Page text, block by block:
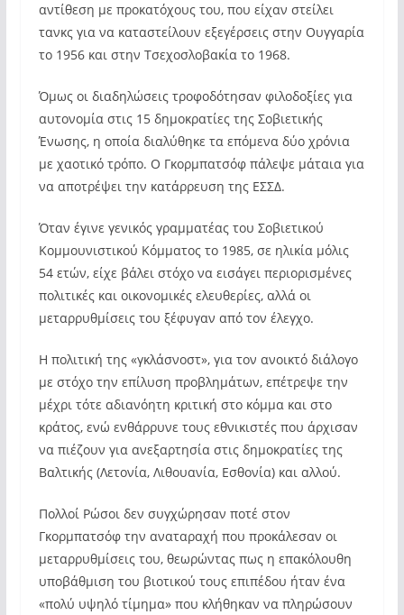
αντίθεση με προκατόχους του, που είχαν στείλει
τανκς για να καταστείλουν εξεγέρσεις στην Ουγγαρία
το 1956 και στην Τσεχοσλοβακία το 1968.
Όμως οι διαδηλώσεις τροφοδότησαν φιλοδοξίες για
αυτονομία στις 15 δημοκρατίες της Σοβιετικής
Ένωσης, η οποία διαλύθηκε τα επόμενα δύο χρόνια
με χαοτικό τρόπο. Ο Γκορμπατσόφ πάλεψε μάταια για
να αποτρέψει την κατάρρευση της ΕΣΣΔ.
Όταν έγινε γενικός γραμματέας του Σοβιετικού
Κομμουνιστικού Κόμματος το 1985, σε ηλικία μόλις
54 ετών, είχε βάλει στόχο να εισάγει περιορισμένες
πολιτικές και οικονομικές ελευθερίες, αλλά οι
μεταρρυθμίσεις του ξέφυγαν από τον έλεγχο.
Η πολιτική της «γκλάσνοστ», για τον ανοικτό διάλογο
με στόχο την επίλυση προβλημάτων, επέτρεψε την
μέχρι τότε αδιανόητη κριτική στο κόμμα και στο
κράτος, ενώ ενθάρρυνε τους εθνικιστές που άρχισαν
να πιέζουν για ανεξαρτησία στις δημοκρατίες της
Βαλτικής (Λετονία, Λιθουανία, Εσθονία) και αλλού.
Πολλοί Ρώσοι δεν συγχώρησαν ποτέ στον
Γκορμπατσόφ την αναταραχή που προκάλεσαν οι
μεταρρυθμίσεις του, θεωρώντας πως η επακόλουθη
υποβάθμιση του βιοτικού τους επιπέδου ήταν ένα
«πολύ υψηλό τίμημα» που κλήθηκαν να πληρώσουν